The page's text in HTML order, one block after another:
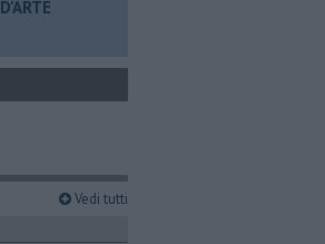
D'ARTE
Vedi tutti